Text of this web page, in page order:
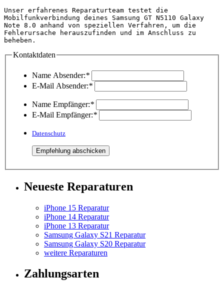
Unser erfahrenes Reparaturteam testet die
Mobilfunkverbindung deines Samsung GT N5110 Galaxy
Note 8.0 anhand von speziellen Verfahren, um die
Fehlerursache herauszufinden und im Anschluss zu
beheben.
Kontaktdaten
Name Absender:*
E-Mail Absender:*
Name Empfänger:*
E-Mail Empfänger:*
Datenschutz
Neueste Reparaturen
iPhone 15 Reparatur
iPhone 14 Reparatur
iPhone 13 Reparatur
Samsung Galaxy S21 Reparatur
Samsung Galaxy S20 Reparatur
weitere Reparaturen
Zahlungsarten